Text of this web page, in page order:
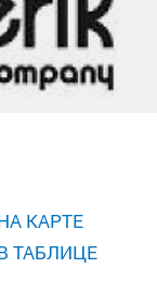
КАРТЕ
ТАБЛИЦЕ